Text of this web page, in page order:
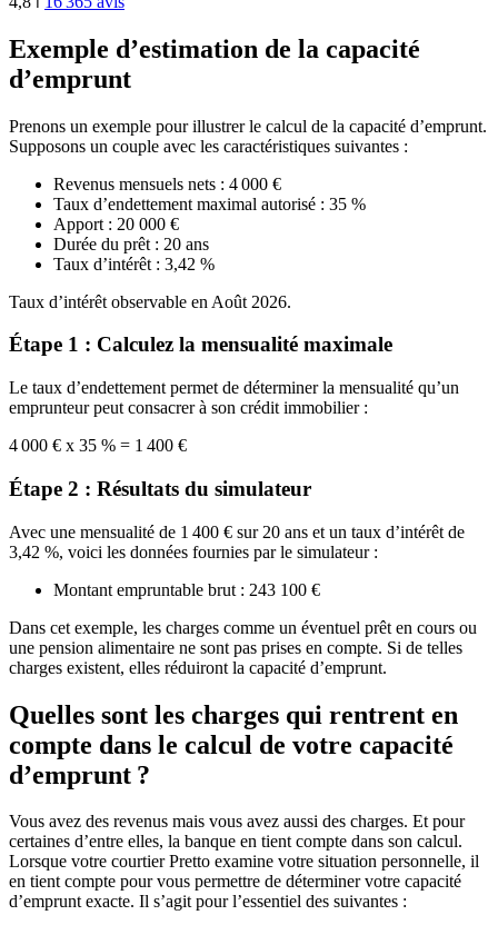
Exemple d’estimation de la capacité
d’emprunt
Prenons un exemple pour illustrer le calcul de la capacité d’emprunt.
Supposons un couple avec les caractéristiques suivantes :
Revenus mensuels nets : 4 000 €
Taux d’endettement maximal autorisé : 35 %
Apport : 20 000 €
Durée du prêt : 20 ans
Taux d’intérêt : 3,42 %
Taux d’intérêt observable en Août 2026.
Étape 1 : Calculez la mensualité maximale
Le taux d’endettement permet de déterminer la mensualité qu’un
emprunteur peut consacrer à son crédit immobilier :
4 000 € x 35 % = 1 400 €
Étape 2 : Résultats du simulateur
Avec une mensualité de 1 400 € sur 20 ans et un taux d’intérêt de
3,42 %, voici les données fournies par le simulateur :
Montant empruntable brut : 243 100 €
Dans cet exemple, les charges comme un éventuel prêt en cours ou
une pension alimentaire ne sont pas prises en compte. Si de telles
charges existent, elles réduiront la capacité d’emprunt.
Quelles sont les charges qui rentrent en
compte dans le calcul de votre capacité
d’emprunt ?
Vous avez des revenus mais vous avez aussi des charges. Et pour
certaines d’entre elles, la banque en tient compte dans son calcul.
Lorsque votre courtier Pretto examine votre situation personnelle, il
en tient compte pour vous permettre de déterminer votre capacité
d’emprunt exacte. Il s’agit pour l’essentiel des suivantes :